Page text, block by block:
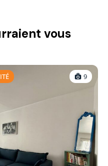
vous
9